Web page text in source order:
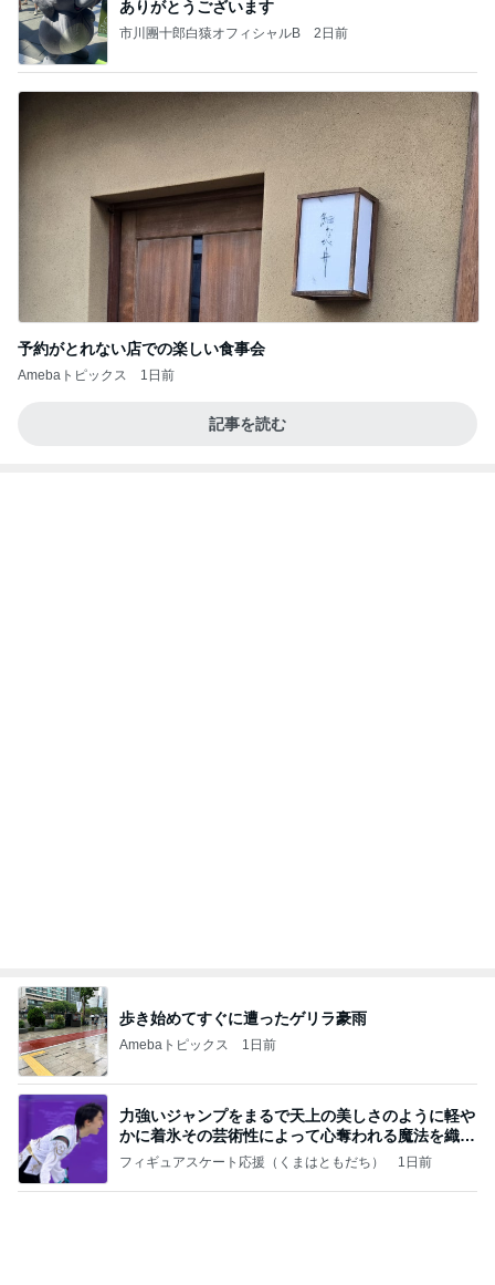
ありがとうございます
市川團十郎白猿オフィシャルB 2日前
予約がとれない店での楽しい食事会
Amebaトピックス 1日前
記事を読む
歩き始めてすぐに遭ったゲリラ豪雨
Amebaトピックス 1日前
力強いジャンプをまるで天上の美しさのように軽や
かに着氷その芸術性によって心奪われる魔法を織り
なす
フィギュアスケート応援（くまはともだち） 1日前